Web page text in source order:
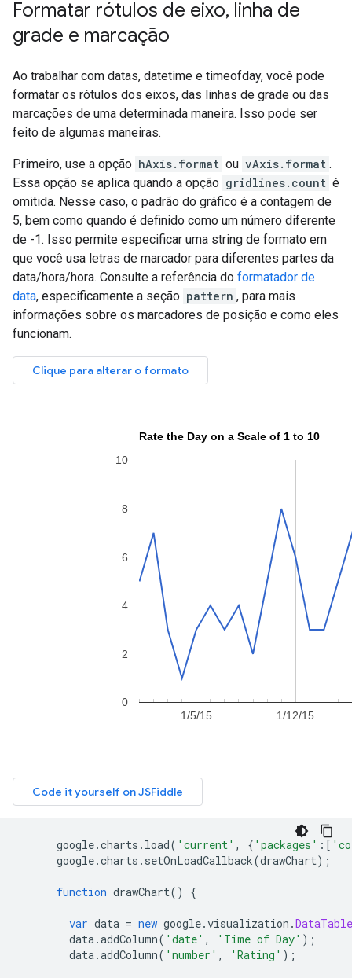
Formatar rótulos de eixo, linha de
grade e marcação
Ao trabalhar com datas, datetime e timeofday, você pode
formatar os rótulos dos eixos, das linhas de grade ou das
marcações de uma determinada maneira. Isso pode ser
feito de algumas maneiras.
Primeiro, use a opção hAxis.format ou vAxis.format .
Essa opção se aplica quando a opção gridlines.count é
omitida. Nesse caso, o padrão do gráfico é a contagem de
5, bem como quando é definido como um número diferente
de -1. Isso permite especificar uma string de formato em
que você usa letras de marcador para diferentes partes da
data/hora/hora. Consulte a referência do formatador de
data, especificamente a seção pattern , para mais
informações sobre os marcadores de posição e como eles
funcionam.
google.charts . load( 'current' , { 'packages' :[
google.charts . setOnLoadCallback(drawChart);
function drawChart() {
var data = new google.visualization .DataTable
data.addColumn( 'date' , 'Time of Day' );
data.addColumn( 'number' , 'Rating' );